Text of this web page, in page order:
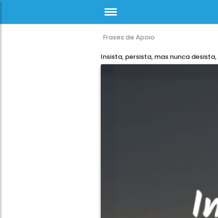
Frases de Apoio
Insista, persista, mas nunca